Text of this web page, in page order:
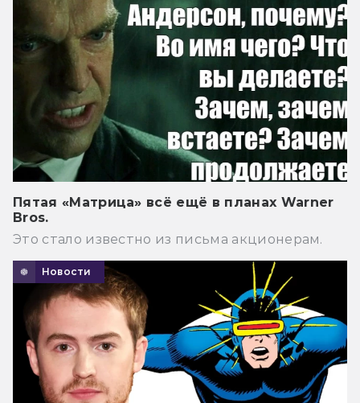
Пятая «Матрица» всё ещё в планах Warner
Bros.
Это стало известно из письма акционерам.
Новости